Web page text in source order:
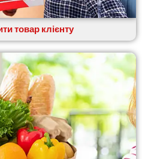
товар клієнту